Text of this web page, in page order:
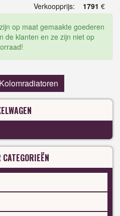
Verkoopprijs: 1791 €
op maat gemaakte goederen
de klanten en ze zijn niet op